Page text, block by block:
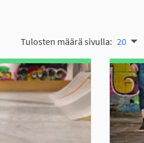
Tulosten määrä sivulla: 20